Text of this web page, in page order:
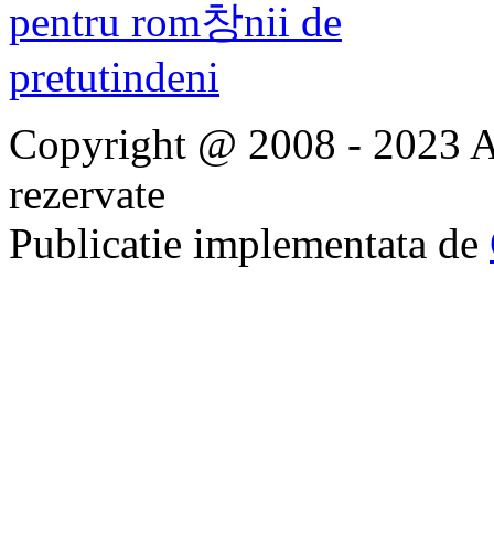
Copyright @ 2008 - 2023
rezervate
Publicatie implementata de